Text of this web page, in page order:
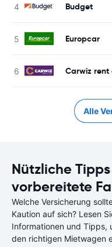
Budget
Europcar
Carwiz rent
Alle
Nützliche
vorbereitete
Welche Versicherung
Kaution auf sich? Lesen
Informationen und Tipps,
den richtigen Mietwagen